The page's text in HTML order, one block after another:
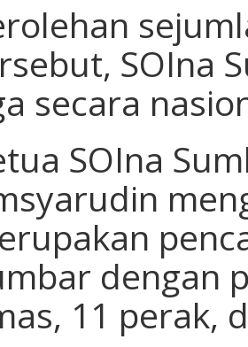
SOIna
secara
SOIna
dengan
11 perak,